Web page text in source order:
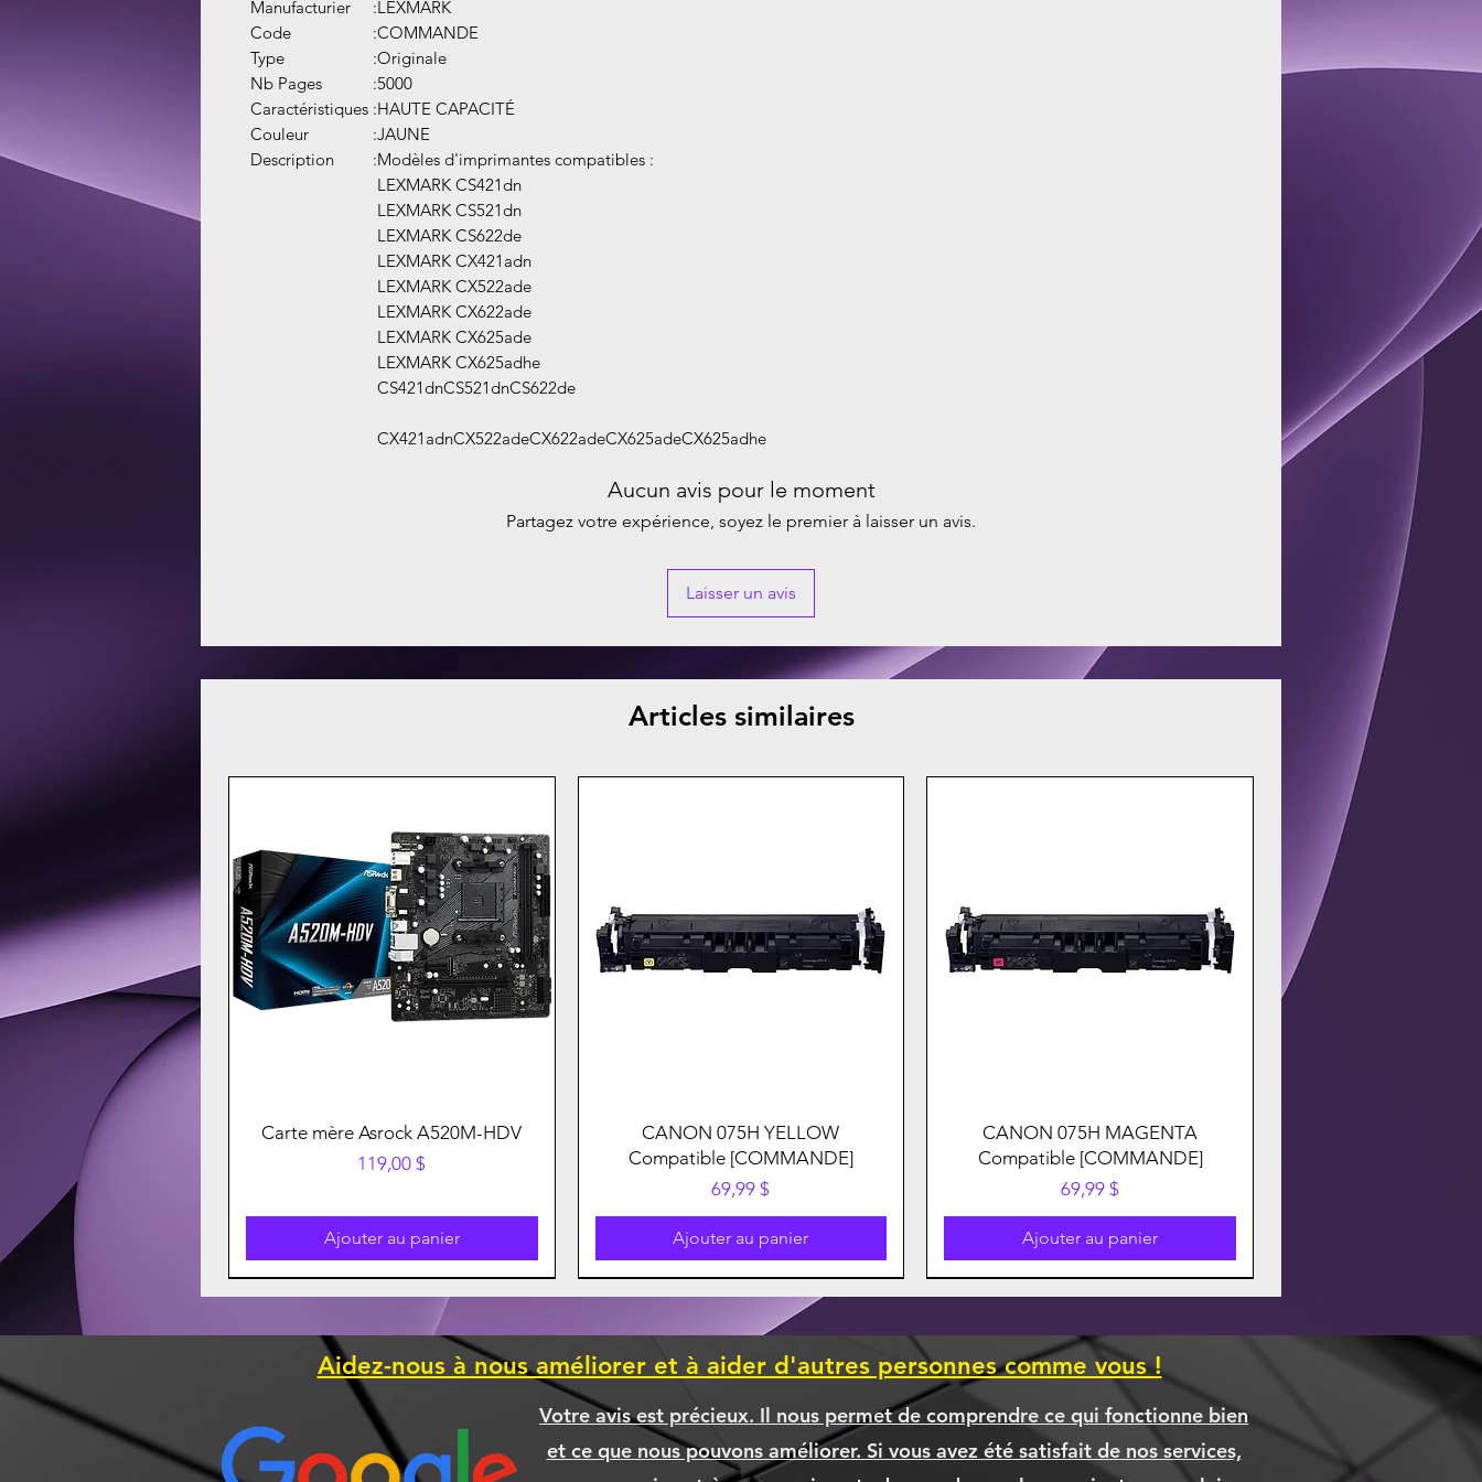
Manufacturier :LEXMARK
Code
:COMMANDE
Type
:Originale
Nb Pages
:5000
Caractéristiques :HAUTE CAPACITÉ
Couleur
:JAUNE
Description
:Modèles d'imprimantes compatibles :
LEXMARK CS421dn
LEXMARK CS521dn
LEXMARK CS622de
LEXMARK CX421adn
LEXMARK CX522ade
LEXMARK CX622ade
LEXMARK CX625ade
LEXMARK CX625adhe
CS421dnCS521dnCS622de
CX421adnCX522adeCX622adeCX625adeCX625adhe
Aucun avis pour le moment
Partagez votre expérience, soyez le premier à laisser un avis.
Laisser un avis
Articles similaires
Carte mère Asrock A520M-HDV
Prix
119,00 $
Ajouter au panier
CANON 075H YELLOW
Compatible [COMMANDE]
Prix
69,99 $
Ajouter au panier
CANON 075H MAGENTA
Compatible [COMMANDE]
Prix
69,99 $
Ajouter au panier
Aidez-nous à nous améliorer et à aider d'autres personnes comme vous !
Votre avis est précieux. Il nous permet de comprendre ce qui fonctionne bien
et ce que nous pouvons améliorer. Si vous avez été satisfait de nos services,